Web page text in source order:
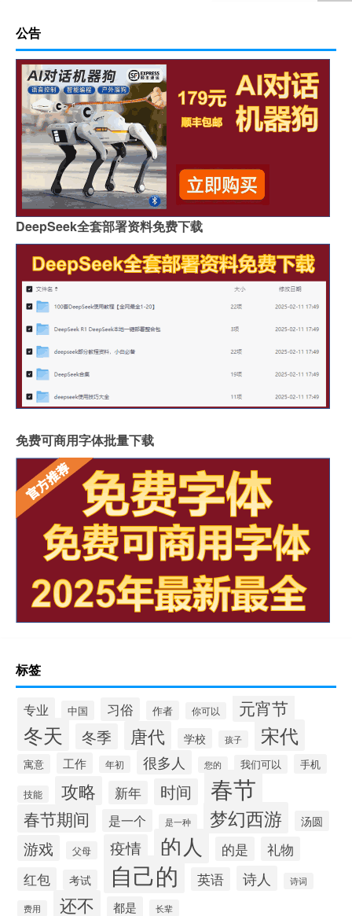
公告
DeepSeek全套部署资料免费下载
免费可商用字体批量下载
标签
专业 中国 习俗 作者 你可以 元宵节
冬天 冬季 唐代 学校 孩子 宋代
寓意 工作 年初 很多人 您的 我们可以 手机
技能 攻略 新年 时间 春节
春节期间 是一个 是一种 梦幻西游 汤圆
游戏 父母 疫情 的人 的是 礼物
红包 考试 自己的 英语 诗人 诗词
费用 还不 都是 长辈